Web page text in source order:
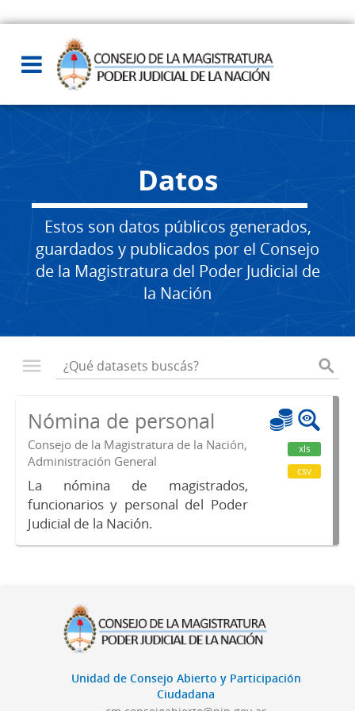
Datos
Estos son datos públicos generados,
guardados y publicados por el Consejo
de la Magistratura del Poder Judicial de
la Nación
Nómina de personal
Consejo de la Magistratura de la Nación,
Administración General
La nómina de magistrados,
funcionarios y personal del Poder
Judicial de la Nación.
xls
csv
Unidad de Consejo Abierto y Participación
Ciudadana